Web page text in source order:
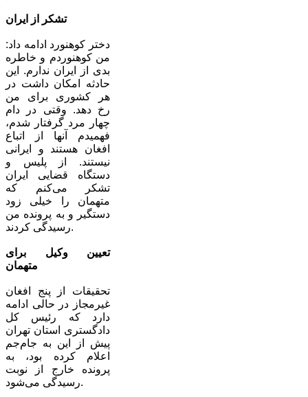
تشکر از ایران
دختر کوهنورد ادامه داد:
من کوهنوردم و خاطره
بدی از ایران ندارم. این
حادثه امکان داشت در
هر کشوری برای من
رخ دهد. وقتی در دام
چهار مرد گرفتار شدم،
فهمیدم آنها از اتباع
افغان هستند و ایرانی
نیستند. از پلیس و
دستگاه قضایی ایران
تشکر می‌کنم که
متهمان را خیلی زود
دستگیر و به پرونده من
رسیدگی کردند.
تعیین وکیل برای
متهمان
تحقیقات از پنج افغان
غیرمجاز در حالی ادامه
دارد که رئیس کل
دادگستری استان تهران
پیش از این به جام‌جم
اعلام کرده بود، به
پرونده خارج از نوبت
رسیدگی می‌شود.